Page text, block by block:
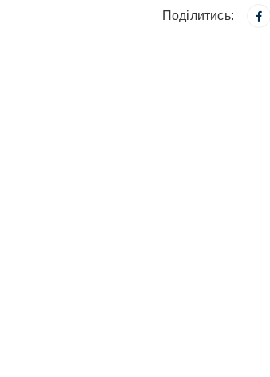
Поділитись: